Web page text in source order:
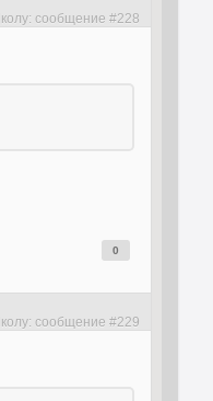
0